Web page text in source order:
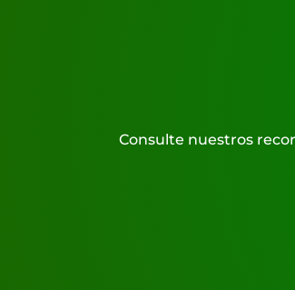
Consulte nuestros